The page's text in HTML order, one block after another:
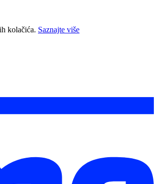
kolačića. Saznajte više